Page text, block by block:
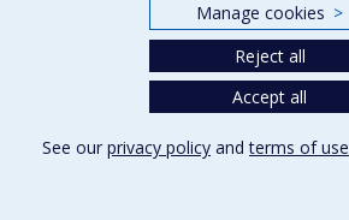
Manage cookies >
Reject all
Accept all
See our privacy policy andterms of use